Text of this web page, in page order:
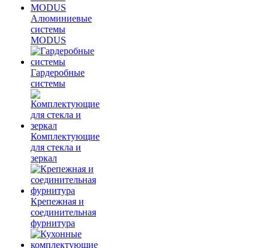
Алюминиевые
системы
MODUS
Гардеробные
системы
Комплектующие
для стекла и
зеркал
Крепежная и
соединительная
фурнитура